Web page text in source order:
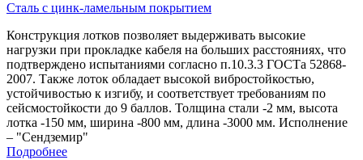
Сталь с цинк-ламельным покрытием
Конструкция лотков позволяет выдерживать высокие
нагрузки при прокладке кабеля на больших расстояниях, что
подтверждено испытаниями согласно п.10.3.3 ГОСТа 52868-
2007. Также лоток обладает высокой вибростойкостью,
устойчивостью к изгибу, и соответствует требованиям по
сейсмостойкости до 9 баллов. Толщина стали -2 мм, высота
лотка -150 мм, ширина -800 мм, длина -3000 мм. Исполнение
– "Сендземир"
Подробнее